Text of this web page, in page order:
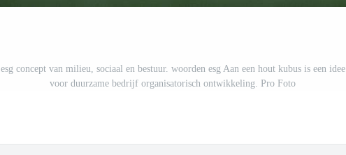
esg concept van milieu, sociaal en bestuur. woorden esg Aan een hout kubus is een idee
voor duurzame bedrijf organisatorisch ontwikkeling. Pro Foto